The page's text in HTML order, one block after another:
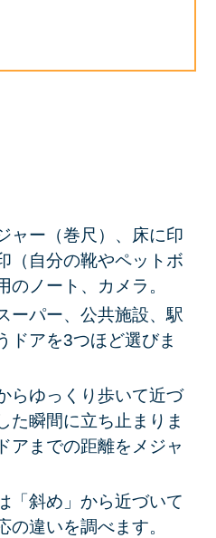
ャー（巻尺）、床に印
（自分の靴やペットボ
のノート、カメラ。
ーパー、公共施設、駅
ドアを3つほど選びま
らゆっくり歩いて近づ
た瞬間に立ち止まりま
アまでの距離をメジャ
「斜め」から近づいて
の違いを調べます。